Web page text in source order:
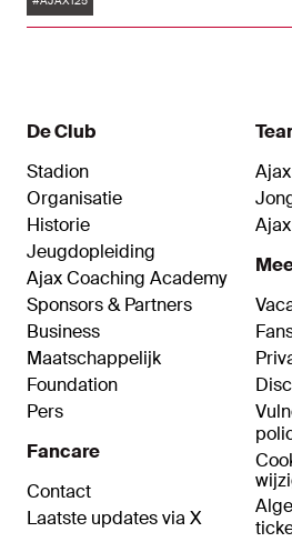
jubileum van de club
De Club
Stadion
Organisatie
Historie
Jeugdopleiding
Ajax Coaching Academy
Sponsors & Partners
Business
Maatschappelijk
Foundation
Pers
Fancare
Contact
Laatste updates via X
Ajax